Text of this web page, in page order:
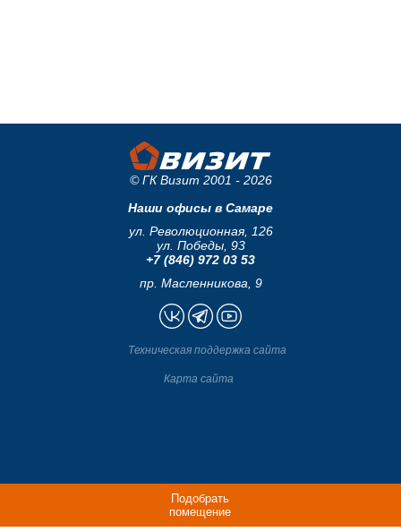
Подобрать
помещение
© ГК Визит 2001 - 2026
Наши офисы в Самаре
ул. Революционная, 126
ул. Победы, 93
+7 (846) 972 03 53
пр. Масленникова, 9
Техническая поддержка сайта
Карта сайта